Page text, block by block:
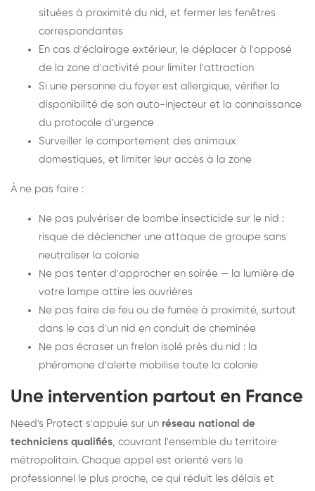
situées à proximité du nid, et fermer les fenêtres
correspondantes
En cas d'éclairage extérieur, le déplacer à l'opposé
de la zone d'activité pour limiter l'attraction
Si une personne du foyer est allergique, vérifier la
disponibilité de son auto-injecteur et la connaissance
du protocole d'urgence
Surveiller le comportement des animaux
domestiques, et limiter leur accès à la zone
À ne pas faire :
Ne pas pulvériser de bombe insecticide sur le nid :
risque de déclencher une attaque de groupe sans
neutraliser la colonie
Ne pas tenter d'approcher en soirée — la lumière de
votre lampe attire les ouvrières
Ne pas faire de feu ou de fumée à proximité, surtout
dans le cas d'un nid en conduit de cheminée
Ne pas écraser un frelon isolé près du nid : la
phéromone d'alerte mobilise toute la colonie
Une intervention partout en France
Need's Protect s'appuie sur un réseau national de
techniciens qualifiés, couvrant l'ensemble du territoire
métropolitain. Chaque appel est orienté vers le
professionnel le plus proche, ce qui réduit les délais et